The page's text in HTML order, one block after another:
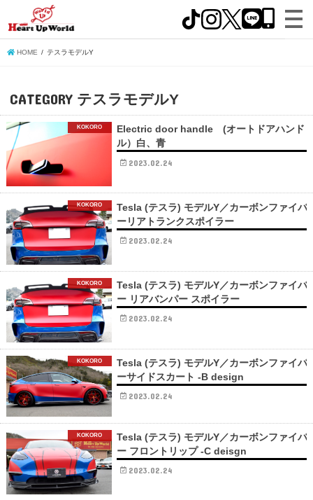
HOME テスラモデルY
CATEGORY テスラモデルY
KOKORO
Electric door handle (オートドアハンド
ル）白、青
2023.02.24
KOKORO
Tesla (テスラ) モデルY／カーボンファイバ
ーリアトランクスポイラー
2023.02.24
KOKORO
Tesla (テスラ) モデルY／カーボンファイバ
ー リアバンパー スポイラー
2023.02.24
KOKORO
Tesla (テスラ) モデルY／カーボンファイバ
ーサイドスカート -B design
2023.02.24
KOKORO
Tesla (テスラ) モデルY／カーボンファイバ
ー フロントリップ -C deisgn
2023.02.24